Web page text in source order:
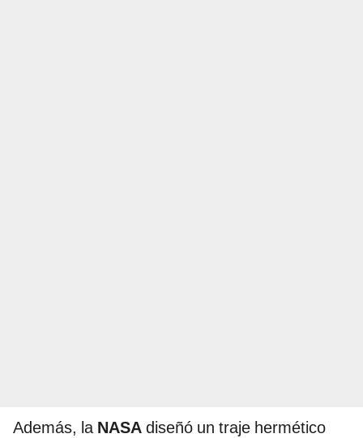
Además, la NASA diseñó un traje hermético